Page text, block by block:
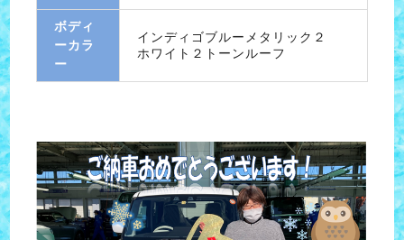
ボディ
ーカラ
ー
インディゴブルーメタリック２
ホワイト２トーンルーフ